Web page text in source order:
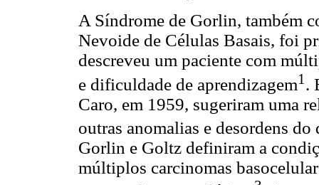
A Síndrome de Gorlin, também
Nevoide de Células Basais, foi
descreveu um paciente com
e dificuldade de aprendizagem1 .
Caro, em 1959, sugeriram uma
outras anomalias e desordens
Gorlin e Goltz definiram a
múltiplos carcinomas